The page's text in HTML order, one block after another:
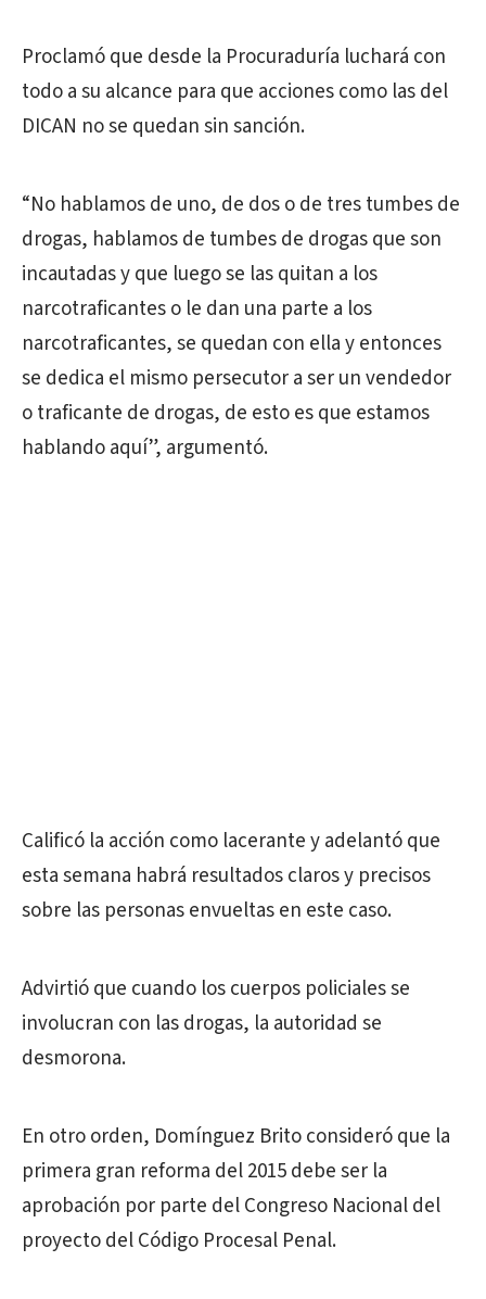
Proclamó que desde la Procuraduría luchará con
todo a su alcance para que acciones como las del
DICAN no se quedan sin sanción.
“No hablamos de uno, de dos o de tres tumbes de
drogas, hablamos de tumbes de drogas que son
incautadas y que luego se las quitan a los
narcotraficantes o le dan una parte a los
narcotraficantes, se quedan con ella y entonces
se dedica el mismo persecutor a ser un vendedor
o traficante de drogas, de esto es que estamos
hablando aquí”, argumentó.
Calificó la acción como lacerante y adelantó que
esta semana habrá resultados claros y precisos
sobre las personas envueltas en este caso.
Advirtió que cuando los cuerpos policiales se
involucran con las drogas, la autoridad se
desmorona.
En otro orden, Domínguez Brito consideró que la
primera gran reforma del 2015 debe ser la
aprobación por parte del Congreso Nacional del
proyecto del Código Procesal Penal.